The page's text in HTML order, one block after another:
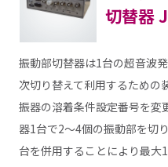
切替器
振動部切替器は1台の超音波
次切り替えて利用するための
振器の溶着条件設定番号を変
器1台で2～4個の振動部を切
台を併用することにより最大